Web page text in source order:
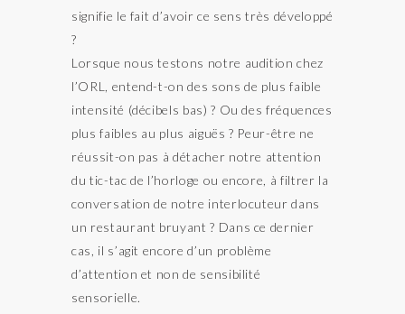
signifie le fait d’avoir ce sens très développé
?
Lorsque nous testons notre audition chez
l’ORL, entend-t-on des sons de plus faible
intensité (décibels bas) ? Ou des fréquences
plus faibles au plus aiguës ? Peur-être ne
réussit-on pas à détacher notre attention
du tic-tac de l’horloge ou encore, à filtrer la
conversation de notre interlocuteur dans
un restaurant bruyant ? Dans ce dernier
cas, il s’agit encore d’un problème
d’attention et non de sensibilité
sensorielle.